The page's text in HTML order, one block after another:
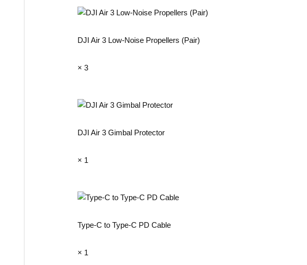
DJI Air 3 Low-Noise Propellers (Pair)
× 3
DJI Air 3 Gimbal Protector
× 1
Type-C to Type-C PD Cable
× 1